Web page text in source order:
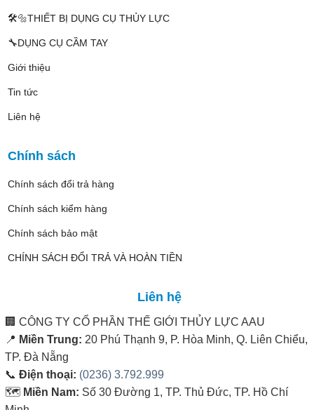
🛠️🔩THIẾT BỊ DỤNG CỤ THỦY LỰC
🔧DỤNG CỤ CẦM TAY
Giới thiệu
Tin tức
Liên hệ
Chính sách
Chính sách đổi trả hàng
Chính sách kiểm hàng
Chính sách bảo mật
CHÍNH SÁCH ĐỔI TRẢ VÀ HOÀN TIỀN
Liên hệ
🏢 CÔNG TY CỔ PHẦN THẾ GIỚI THỦY LỰC AAU
📍 Miền Trung: 20 Phú Thạnh 9, P. Hòa Minh, Q. Liên Chiểu,
TP. Đà Nẵng
📞 Điện thoại: (0236) 3.792.999
🗺️ Miền Nam: Số 30 Đường 1, TP. Thủ Đức, TP. Hồ Chí